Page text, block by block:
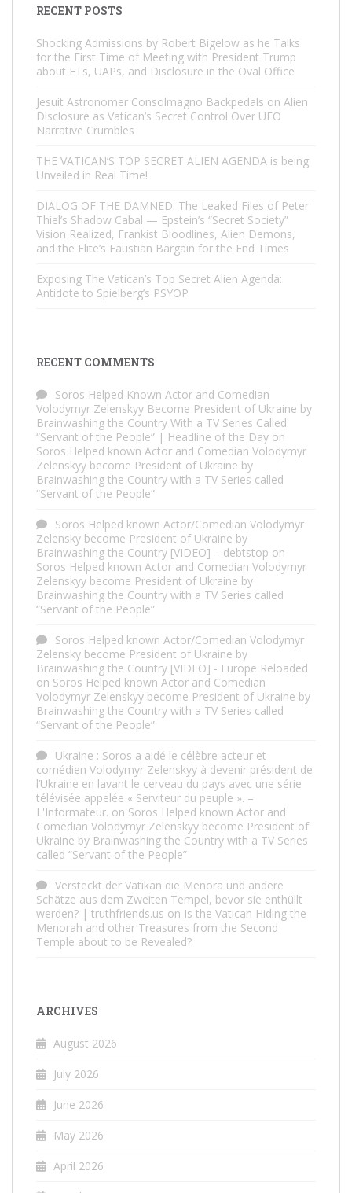
RECENT POSTS
Shocking Admissions by Robert Bigelow as he Talks
for the First Time of Meeting with President Trump
about ETs, UAPs, and Disclosure in the Oval Office
Jesuit Astronomer Consolmagno Backpedals on Alien
Disclosure as Vatican’s Secret Control Over UFO
Narrative Crumbles
THE VATICAN’S TOP SECRET ALIEN AGENDA is being
Unveiled in Real Time!
DIALOG OF THE DAMNED: The Leaked Files of Peter
Thiel’s Shadow Cabal — Epstein’s “Secret Society”
Vision Realized, Frankist Bloodlines, Alien Demons,
and the Elite’s Faustian Bargain for the End Times
Exposing The Vatican’s Top Secret Alien Agenda:
Antidote to Spielberg’s PSYOP
RECENT COMMENTS
Soros Helped Known Actor and Comedian
Volodymyr Zelenskyy Become President of Ukraine by
Brainwashing the Country With a TV Series Called
“Servant of the People” | Headline of the Day on
Soros Helped known Actor and Comedian Volodymyr
Zelenskyy become President of Ukraine by
Brainwashing the Country with a TV Series called
“Servant of the People”
Soros Helped known Actor/Comedian Volodymyr
Zelensky become President of Ukraine by
Brainwashing the Country [VIDEO] – debtstop on
Soros Helped known Actor and Comedian Volodymyr
Zelenskyy become President of Ukraine by
Brainwashing the Country with a TV Series called
“Servant of the People”
Soros Helped known Actor/Comedian Volodymyr
Zelensky become President of Ukraine by
Brainwashing the Country [VIDEO] - Europe Reloaded
on Soros Helped known Actor and Comedian
Volodymyr Zelenskyy become President of Ukraine by
Brainwashing the Country with a TV Series called
“Servant of the People”
Ukraine : Soros a aidé le célèbre acteur et
comédien Volodymyr Zelenskyy à devenir président de
l’Ukraine en lavant le cerveau du pays avec une série
télévisée appelée « Serviteur du peuple ». –
L'Informateur. on Soros Helped known Actor and
Comedian Volodymyr Zelenskyy become President of
Ukraine by Brainwashing the Country with a TV Series
called “Servant of the People”
Versteckt der Vatikan die Menora und andere
Schätze aus dem Zweiten Tempel, bevor sie enthüllt
werden? | truthfriends.us on Is the Vatican Hiding the
Menorah and other Treasures from the Second
Temple about to be Revealed?
ARCHIVES
August 2026
July 2026
June 2026
May 2026
April 2026